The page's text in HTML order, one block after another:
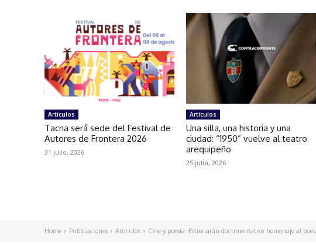
Artículos
Tacna será sede del Festival de
Autores de Frontera 2026
31 julio, 2026
Artículos
Una silla, una historia y una
ciudad: “1950” vuelve al teatro
arequipeño
25 julio, 2026